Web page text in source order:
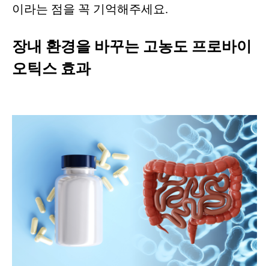
이라는 점을 꼭 기억해주세요.
장내 환경을 바꾸는 고농도 프로바이
오틱스 효과